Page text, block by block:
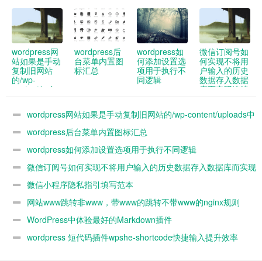
wordpress网
站如果是手动
复制旧网站
的/wp-
content/uploads
媒体库没办法
看到 怎么解
决
wordpress后
台菜单内置图
标汇总
wordpress如
何添加设置选
项用于执行不
同逻辑
微信订阅号如
何实现不将用
户输入的历史
数据存入数据
库而实现连续
wordpress网站如果是手动复制旧网站的/wp-content/uploads中
的图片到新网站 新网站媒体库没办法看到 怎么解决
wordpress后台菜单内置图标汇总
wordpress如何添加设置选项用于执行不同逻辑
微信订阅号如何实现不将用户输入的历史数据存入数据库而实现
连续对话
微信小程序隐私指引填写范本
网站www跳转非www，带www的跳转不带www的nginx规则
WordPress中体验最好的Markdown插件
wordpress 短代码插件wpshe-shortcode快捷输入提升效率